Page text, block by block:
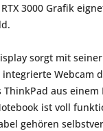
3000 Grafik
sorgt mit
Webcam
aus
ist voll
gehören